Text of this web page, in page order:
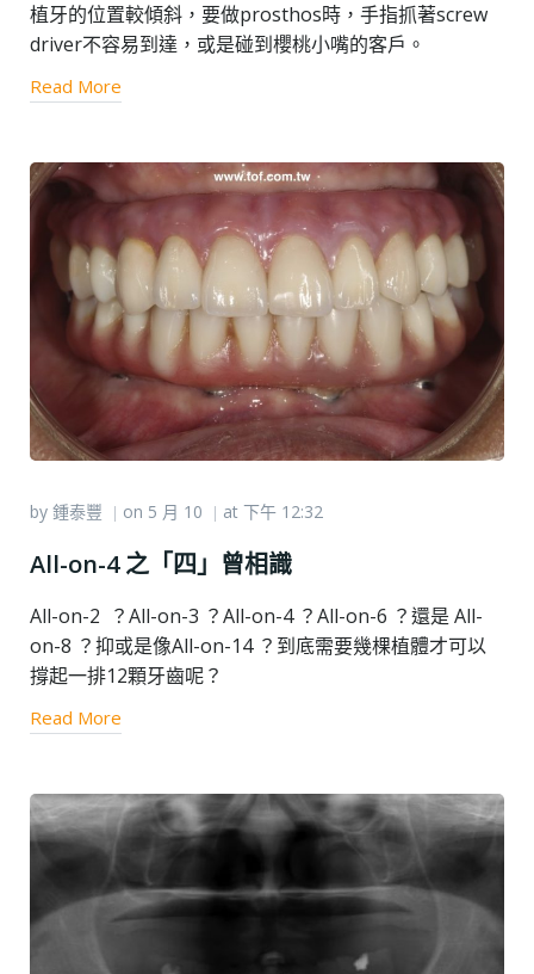
植牙的位置較傾斜，要做prosthos時，手指抓著screw
driver不容易到達，或是碰到櫻桃小嘴的客戶。
Read More
by 鍾泰豐 | on 5 月 10 | at 下午 12:32
All-on-4 之「四」曾相識
All-on-2 ？All-on-3 ？All-on-4 ？All-on-6 ？還是 All-
on-8 ？抑或是像All-on-14 ？到底需要幾棵植體才可以
撐起一排12顆牙齒呢？
Read More